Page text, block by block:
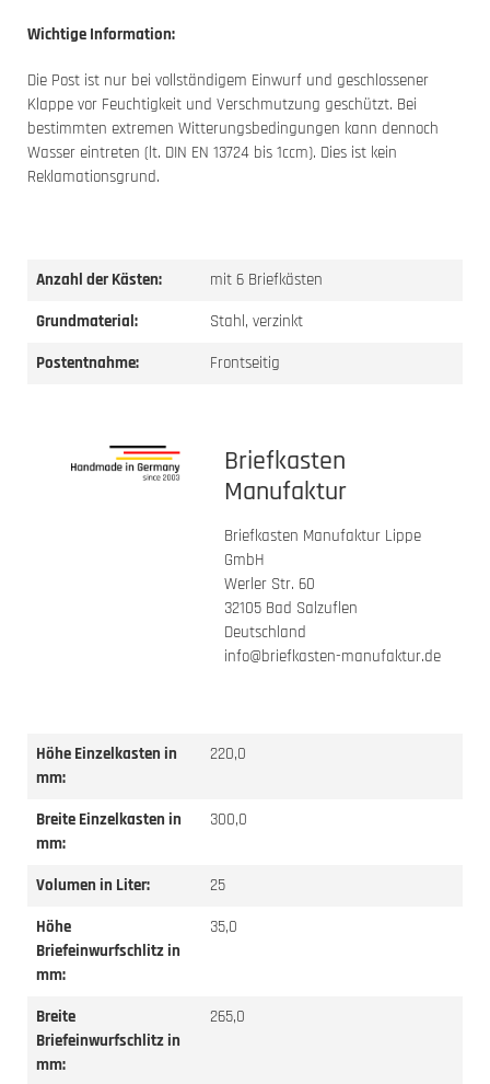
Wichtige Information:
Die Post ist nur bei vollständigem Einwurf und geschlossener
Klappe vor Feuchtigkeit und Verschmutzung geschützt. Bei
bestimmten extremen Witterungsbedingungen kann dennoch
Wasser eintreten (lt. DIN EN 13724 bis 1ccm). Dies ist kein
Reklamationsgrund.
Anzahl der Kästen:
mit 6 Briefkästen
Grundmaterial:
Stahl, verzinkt
Postentnahme:
Frontseitig
Briefkasten
Manufaktur
Briefkasten Manufaktur Lippe
GmbH
Werler Str. 60
32105 Bad Salzuflen
Deutschland
info@briefkasten-manufaktur.de
Höhe Einzelkasten in
mm:
220,0
Breite Einzelkasten in
mm:
300,0
Volumen in Liter:
25
Höhe
Briefeinwurfschlitz in
mm:
35,0
Breite
Briefeinwurfschlitz in
mm:
265,0